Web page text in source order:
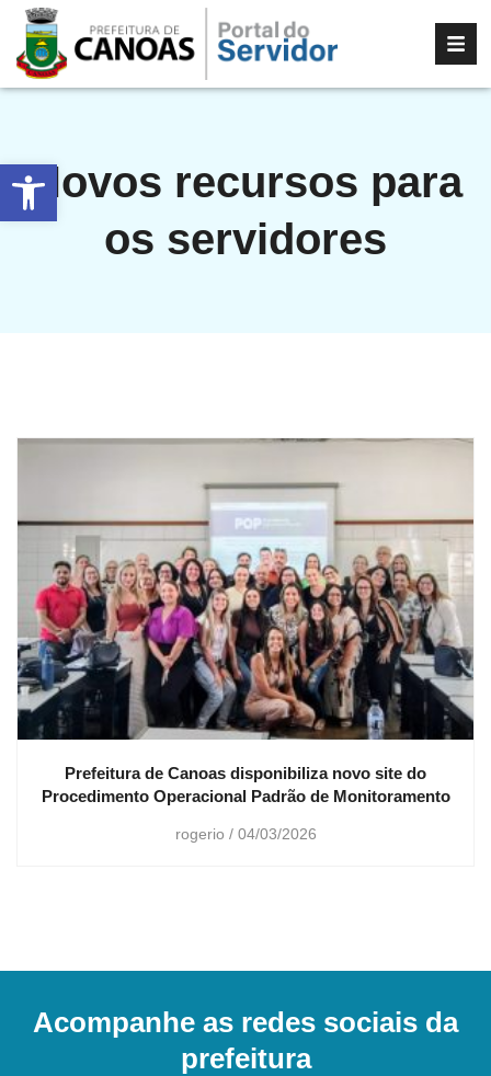
Abrir a barra de ferramentas
Novos recursos para
os servidores
Prefeitura de Canoas disponibiliza novo site do
Procedimento Operacional Padrão de Monitoramento
rogerio 04/03/2026
Acompanhe as redes sociais da
prefeitura